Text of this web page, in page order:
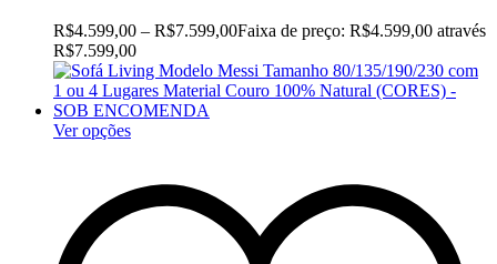
R$4.599,00 – R$7.599,00Faixa de preço: R$4.599,00 através
R$7.599,00
Ver opções